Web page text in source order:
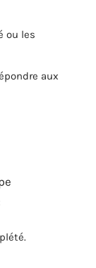
ou les
aux